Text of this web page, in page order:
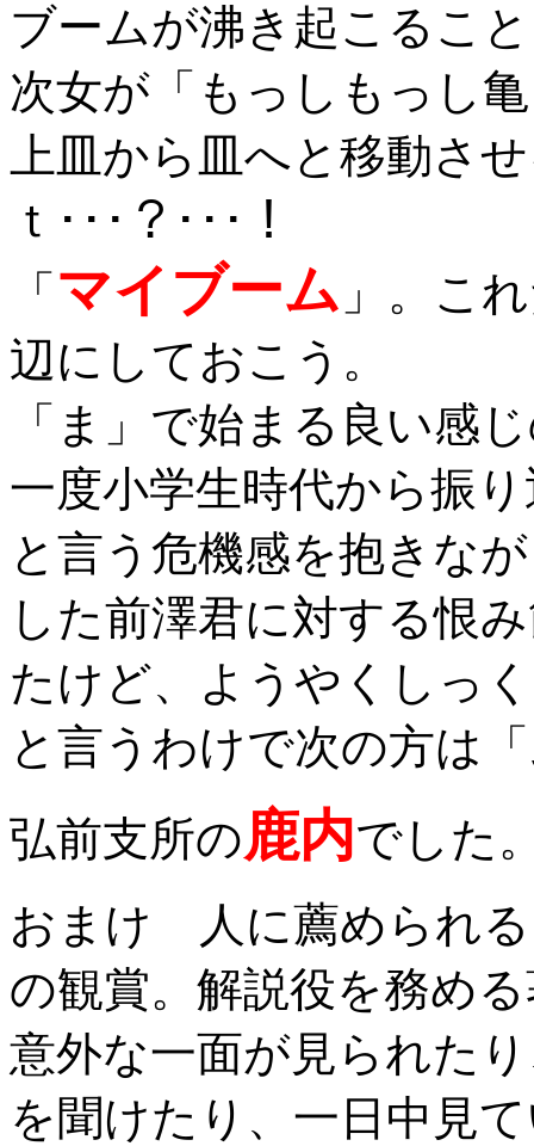
ブームが沸き起こるこ
次女が「もっしもっし
上皿から皿へと移動さ
ｔ･･･？･･･！
「 マイブーム 」。こ
辺にしておこう。
「ま」で始まる良い感
一度小学生時代から振
と言う危機感を抱きな
した前澤君に対する恨
たけど、ようやくしっ
と言うわけで次の方は
弘前支所の鹿内でした
おまけ 人に薦められ
の観賞。解説役を務め
意外な一面が見られた
を聞けたり、一日中見